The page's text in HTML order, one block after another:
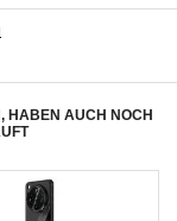
HABEN AUCH NOCH